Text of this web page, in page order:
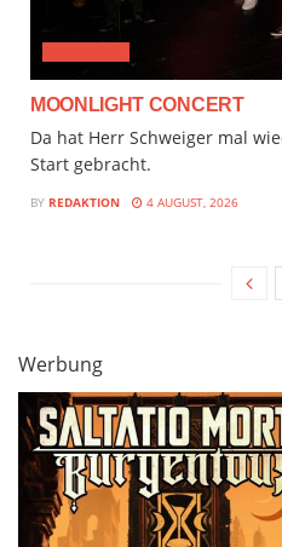
MOONLIGHT CONCERT
Da hat Herr Schweiger mal
Start gebracht.
BY REDAKTION 4 AUGUST, 2026
Werbung